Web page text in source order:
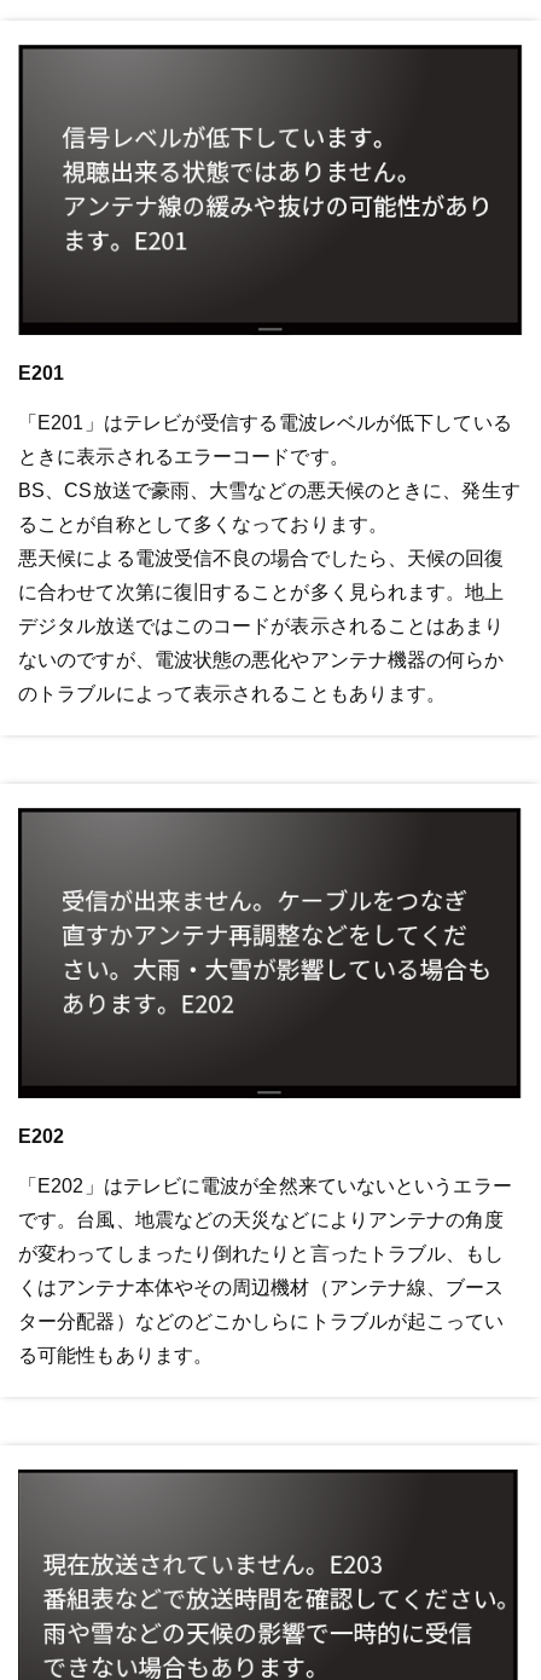
E201
「E201」はテレビが受信する電波レベルが低下している
ときに表示されるエラーコードです。
BS、CS放送で豪雨、大雪などの悪天候のときに、発生す
ることが自称として多くなっております。
悪天候による電波受信不良の場合でしたら、天候の回復
に合わせて次第に復旧することが多く見られます。地上
デジタル放送ではこのコードが表示されることはあまり
ないのですが、電波状態の悪化やアンテナ機器の何らか
のトラブルによって表示されることもあります。
E202
「E202」はテレビに電波が全然来ていないというエラー
です。台風、地震などの天災などによりアンテナの角度
が変わってしまったり倒れたりと言ったトラブル、もし
くはアンテナ本体やその周辺機材（アンテナ線、ブース
ター分配器）などのどこかしらにトラブルが起こってい
る可能性もあります。